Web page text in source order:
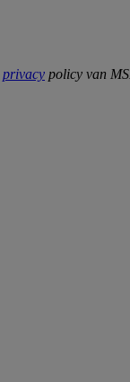
privacy policy van